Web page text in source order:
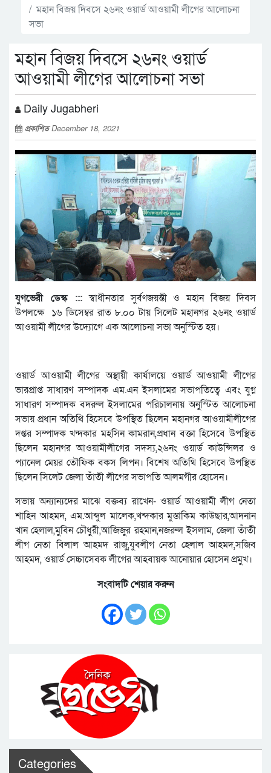
মহান বিজয় দিবসে ২৬নং ওয়ার্ড আওয়ামী লীগের আলোচনা
সভা
মহান বিজয় দিবসে ২৬নং ওয়ার্ড
আওয়ামী লীগের আলোচনা সভা
Daily Jugabheri
প্রকাশিতDecember 18, 2021
যুগভেরী ডেস্ক :::স্বাধীনতার সুর্বণজয়ন্তী ও মহান বিজয় দিবস
উপলক্ষে ১৬ ডিসেম্বর রাত ৮.০০ টায় সিলেট মহানগর ২৬নং ওয়ার্ড
আওয়ামী লীগের উদ্যোগে এক আলোচনা সভা অনুস্টিত হয়।
ওয়ার্ড আওয়ামী লীগের অস্থায়ী কার্যালয়ে ওয়ার্ড আওয়ামী লীগের
ভারপ্রাপ্ত সাধারণ সম্পাদক এম.এন ইসলামের সভাপতিত্বে এবং যুগ্ন
সাধারণ সম্পাদক বদরুল ইসলামের পরিচালনায় অনুস্টিত আলোচনা
সভায় প্রধান অতিথি হিসেবে উপস্থিত ছিলেন মহানগর আওয়ামীলীগের
দপ্তর সম্পাদক খন্দকার মহসিন কামরান,প্রধান বক্তা হিসেবে উপস্থিত
ছিলেন মহানগর আওয়ামীলীগের সদস্য,২৬নং ওয়ার্ড কাউন্সিলর ও
প্যানেল মেয়র তৌফিক বকস লিপন। বিশেষ অতিথি হিসেবে উপস্থিত
ছিলেন সিলেট জেলা তাঁতী লীগের সভাপতি আলমগীর হোসেন।
সভায় অন্যান্যদের মাঝে বক্তব্য রাখেন- ওয়ার্ড আওয়ামী লীগ নেতা
শাহিন আহমদ, এম.আব্দুল মালেক,খন্দকার মুস্তাকিম কাউছার,আদনান
খান হেলাল,মুবিন চৌধুরী,আজিজুর রহমান,নজরুল ইসলাম, জেলা তাঁতী
লীগ নেতা বিলাল আহমদ রাজু,যুবলীগ নেতা হেলাল আহমদ,সজিব
আহমদ, ওয়ার্ড সেচ্চাসেবক লীগের আহবায়ক আনোয়ার হোসেন প্রমুখ।
সংবাদটি শেয়ার করুন
Categories